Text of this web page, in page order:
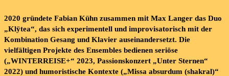
2020 gründete Fabian Kühn zusammen mit Max Langer das Duo
„Klÿtea“, das sich experimentell und improvisatorisch mit der
Kombination Gesang und Klavier auseinandersetzt. Die
vielfältigen Projekte des Ensembles bedienen seriöse
(„WINTERREISE+“ 2023, Passionskonzert „Unter Sternen“
2022) und humoristische Kontexte („Missa absurdum (shakral)“